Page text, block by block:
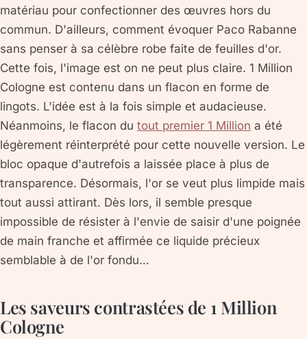
matériau pour confectionner des œuvres hors du
commun. D'ailleurs, comment évoquer Paco Rabanne
sans penser à sa célèbre robe faite de feuilles d'or.
Cette fois, l'image est on ne peut plus claire. 1 Million
Cologne est contenu dans un flacon en forme de
lingots. L'idée est à la fois simple et audacieuse.
Néanmoins, le flacon du tout premier 1 Million a été
légèrement réinterprété pour cette nouvelle version. Le
bloc opaque d'autrefois a laissée place à plus de
transparence. Désormais, l'or se veut plus limpide mais
tout aussi attirant. Dès lors, il semble presque
impossible de résister à l'envie de saisir d'une poignée
de main franche et affirmée ce liquide précieux
semblable à de l'or fondu…
Les saveurs contrastées de 1 Million
Cologne